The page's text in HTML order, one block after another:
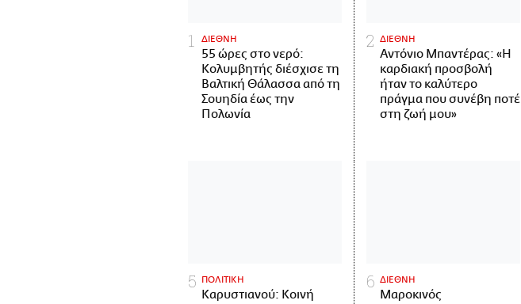
ΔΙΕΘΝΗ
55 ώρες στο νερό:
Κολυμβητής διέσχισε τη
Βαλτική Θάλασσα από τη
Σουηδία έως την
Πολωνία
ΔΙΕΘΝΗ
Αντόνιο Μπαντέρας: «Η
καρδιακή προσβολή
ήταν το καλύτερο
πράγμα που συνέβη ποτέ
στη ζωή μου»
ΠΟΛΙΤΙΚΗ
Καρυστιανού: Κοινή
ΔΙΕΘΝΗ
Μαροκινός